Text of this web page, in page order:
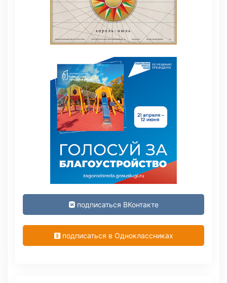
подписаться ВКонтакте
подписаться в Одноклассниках